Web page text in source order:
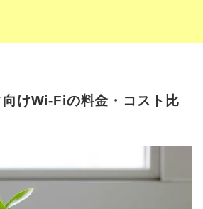
向けWi-Fiの料金・コスト比